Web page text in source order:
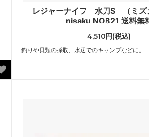
レジャーナイフ 水刀S （ミズ
nisaku NO821 送料無
4,510円(税込)
釣りや貝類の採取、水辺でのキャンプなどに。